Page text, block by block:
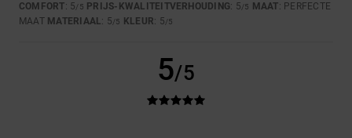
COMFORT: 5/5 PRIJS-KWALITEITVERHOUDING: 5/5 MAAT: PERFECTE
MAAT MATERIAAL: 5/5 KLEUR: 5/5
5/5